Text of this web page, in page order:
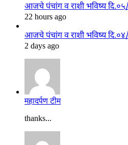
आजचे पंचांग व राशी भविष्य
22 hours ago
आजचे पंचांग व राशी भविष्य
2 days ago
महादर्पण टीम
thanks...